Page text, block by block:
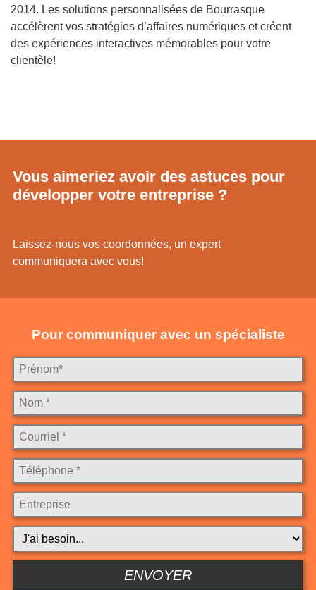
2014. Les solutions personnalisées de Bourrasque
accélèrent vos stratégies d’affaires numériques et créent
des expériences interactives mémorables pour votre
clientèle!
Vous aimeriez avoir des astuces pour
développer votre entreprise ?
Laissez-nous vos coordonnées, un expert
communiquera avec vous!
Pour communiquer avec un spécialiste
ENVOYER